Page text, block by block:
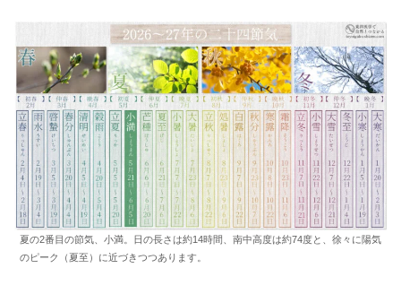
夏の2番目の節気、小満。日の長さは約14時間、南中高度は約74度と、徐々に陽気
のピーク（夏至）に近づきつつあります。